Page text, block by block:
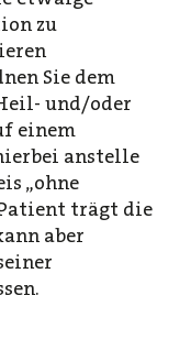
zu
Sie dem
und/oder
einem
anstelle
„ohne
trägt die
aber